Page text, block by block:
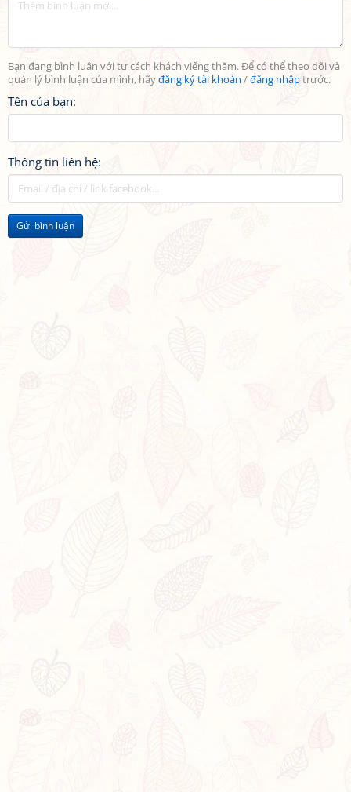
Bạn đang bình luận với tư cách khách viếng thăm. Để có thể theo dõi và
quản lý bình luận của mình, hãyđăng ký tài khoản /đăng nhậptrước.
Tên của bạn:
Thông tin liên hệ:
Gửi bình luận